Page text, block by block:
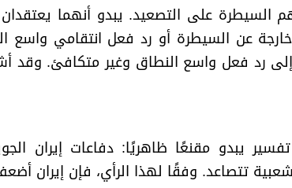
السيطرة على التصعيد. يبدو أنهما
عن السيطرة أو رد فعل انتقامي واسع
رد فعل واسع النطاق وغير متكافئ. وقد
يبدو مقنعًا ظاهريًا: دفاعات إيران
تتصاعد. وفقًا لهذا الرأي، فإن